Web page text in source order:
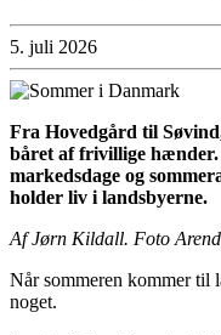
5. juli 2026
Fra Hovedgård til
båret af frivillige hænder.
markedsdage og
holder liv i landsbyerne.
Af Jørn Kildall. Foto
Når sommeren kommer til
noget.